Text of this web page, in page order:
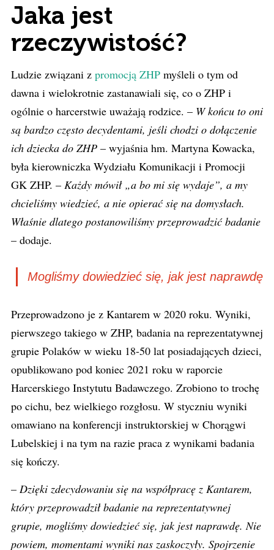
Jaka jest
rzeczywistość?
Ludzie związani z promocją ZHP myśleli o tym od
dawna i wielokrotnie zastanawiali się, co o ZHP i
ogólnie o harcerstwie uważają rodzice. – W końcu to oni
są bardzo często decydentami, jeśli chodzi o dołączenie
ich dziecka do ZHP – wyjaśnia hm. Martyna Kowacka,
była kierowniczka Wydziału Komunikacji i Promocji
GK ZHP. – Każdy mówił „a bo mi się wydaje”, a my
chcieliśmy wiedzieć, a nie opierać się na domysłach.
Właśnie dlatego postanowiliśmy przeprowadzić badanie
– dodaje.
Mogliśmy dowiedzieć się, jak jest naprawdę
Przeprowadzono je z Kantarem w 2020 roku. Wyniki,
pierwszego takiego w ZHP, badania na reprezentatywnej
grupie Polaków w wieku 18-50 lat posiadających dzieci,
opublikowano pod koniec 2021 roku w raporcie
Harcerskiego Instytutu Badawczego. Zrobiono to trochę
po cichu, bez wielkiego rozgłosu. W styczniu wyniki
omawiano na konferencji instruktorskiej w Chorągwi
Lubelskiej i na tym na razie praca z wynikami badania
się kończy.
– Dzięki zdecydowaniu się na współpracę z Kantarem,
który przeprowadził badanie na reprezentatywnej
grupie, mogliśmy dowiedzieć się, jak jest naprawdę. Nie
powiem, momentami wyniki nas zaskoczyły. Spojrzenie